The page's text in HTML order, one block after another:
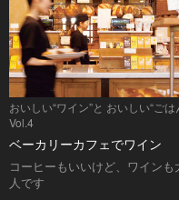
おいしい“ワイン”と おいしい“ごは
Vol.4
ベーカリーカフェでワイン
コーヒーもいいけど、ワインも
人です